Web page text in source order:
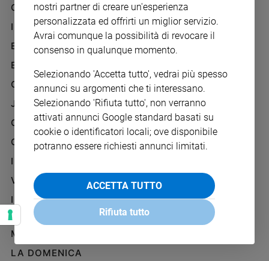
Chiesa
e
Santi
e
fede
Santo
giorno
Società
e
valori
GAZZETTA D'ALBA
IL GIORNALINO
EDICOLA SAN PAOLO
EDIZIONI SAN PAOLO
CREDERE
JESUS
GBABY
G-WEB
I LOVE ENGLISH JUNIOR
VITA PASTORALE
IL COOPERATORE
PAOLINO
MARIA CON TE
LA DOMENICA
nostri partner di creare un'esperienza
personalizzata ed offrirti un miglior servizio.
Avrai comunque la possibilità di revocare il
consenso in qualunque momento.
Selezionando 'Accetta tutto', vedrai più spesso
annunci su argomenti che ti interessano.
Selezionando 'Rifiuta tutto', non verranno
attivati annunci Google standard basati su
cookie o identificatori locali; ove disponibile
potranno essere richiesti annunci limitati.
ACCETTA TUTTO
Rifiuta tutto